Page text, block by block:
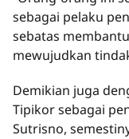
sebagai pelaku
sebatas
mewujudkan
Demikian juga
Tipikor sebagai
Sutrisno,